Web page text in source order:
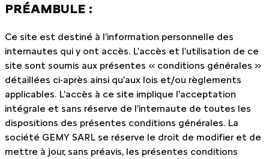
PRÉAMBULE :
Ce site est destiné à l'information personnelle des
internautes qui y ont accès. L'accès et l'utilisation de ce
site sont soumis aux présentes « conditions générales »
détaillées ci-après ainsi qu'aux lois et/ou règlements
applicables. L'accès à ce site implique l'acceptation
intégrale et sans réserve de l'internaute de toutes les
dispositions des présentes conditions générales. La
société GEMY SARL se réserve le droit de modifier et de
mettre à jour, sans préavis, les présentes conditions